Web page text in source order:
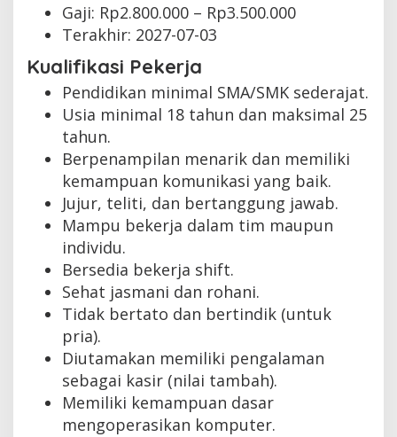
Gaji: Rp2.800.000 – Rp3.500.000
Terakhir: 2027-07-03
Kualifikasi Pekerja
Pendidikan minimal SMA/SMK sederajat.
Usia minimal 18 tahun dan maksimal 25
tahun.
Berpenampilan menarik dan memiliki
kemampuan komunikasi yang baik.
Jujur, teliti, dan bertanggung jawab.
Mampu bekerja dalam tim maupun
individu.
Bersedia bekerja shift.
Sehat jasmani dan rohani.
Tidak bertato dan bertindik (untuk
pria).
Diutamakan memiliki pengalaman
sebagai kasir (nilai tambah).
Memiliki kemampuan dasar
mengoperasikan komputer.